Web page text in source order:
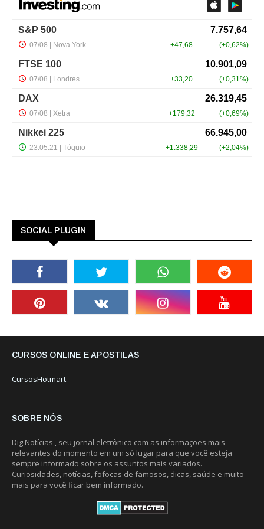
SOCIAL PLUGIN
CURSOS ONLINE E APOSTILAS
CursosHotmart
SOBRE NÓS
Dig Notícias , seu jornal eletrônico com as informações mais
relevantes do momento em um só lugar para que você esteja
sempre informado sobre os assuntos mais variados.
Curiosidades, notícias, fofocas de famosos, dicas, saúde e muito
mais para você ficar bem informado.